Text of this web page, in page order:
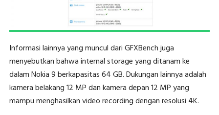
Informasi lainnya yang muncul dari GFXBench juga
menyebutkan bahwa internal storage yang ditanam ke
dalam Nokia 9 berkapasitas 64 GB. Dukungan lainnya adalah
kamera belakang 12 MP dan kamera depan 12 MP yang
mampu menghasilkan video recording dengan resolusi 4K.